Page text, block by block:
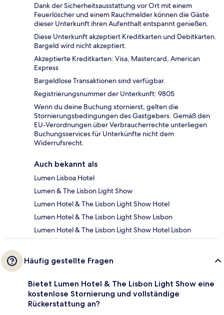
Dank der Sicherheitsausstattung vor Ort mit einem
Feuerlöscher und einem Rauchmelder können die Gäste
dieser Unterkunft ihren Aufenthalt entspannt genießen.
Diese Unterkunft akzeptiert Kreditkarten und Debitkarten.
Bargeld wird nicht akzeptiert.
Akzeptierte Kreditkarten: Visa, Mastercard, American
Express
Bargeldlose Transaktionen sind verfügbar.
Registrierungsnummer der Unterkunft: 9805
Wenn du deine Buchung stornierst, gelten die
Stornierungsbedingungen des Gastgebers. Gemäß den
EU-Verordnungen über Verbraucherrechte unterliegen
Buchungsservices für Unterkünfte nicht dem
Widerrufsrecht.
Auch bekannt als
Lumen Lisboa Hotel
Lumen & The Lisbon Light Show
Lumen Hotel & The Lisbon Light Show Hotel
Lumen Hotel & The Lisbon Light Show Lisbon
Lumen Hotel & The Lisbon Light Show Hotel Lisbon
Häufig gestellte Fragen
Bietet Lumen Hotel & The Lisbon Light Show eine
kostenlose Stornierung und vollständige
Rückerstattung an?